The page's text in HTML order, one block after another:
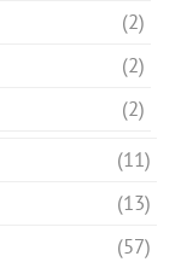
(2)
(2)
(2)
(11)
(13)
(57)